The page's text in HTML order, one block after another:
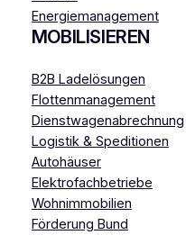
Energiemanagement
MOBILISIEREN
B2B Ladelösungen
Flottenmanagement
Dienstwagenabrechnung
Logistik & Speditionen
Autohäuser
Elektrofachbetriebe
Wohnimmobilien
Förderung Bund